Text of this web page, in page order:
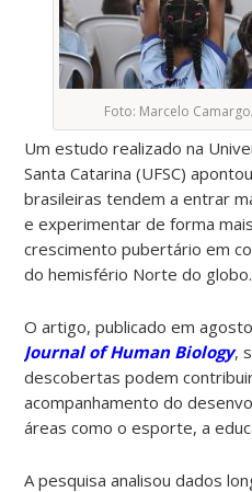
Foto: Marcelo
Um estudo realizado na
Santa Catarina (UFSC)
brasileiras tendem a entrar
e experimentar de forma
crescimento pubertário em
do hemisfério Norte do globo.
O artigo, publicado em
Journal of Human Biology,
descobertas podem
acompanhamento do
áreas como o esporte, a
A pesquisa analisou dados